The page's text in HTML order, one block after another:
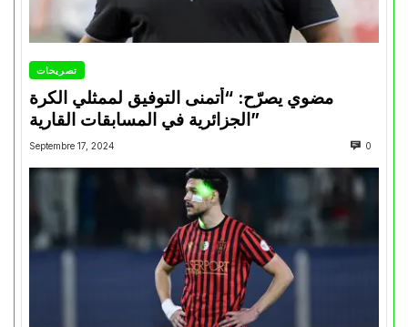
تصريحات
مضوي يصرّح: “أتمنى التوفيق لممثلي الكرة
الجزائرية في المسابقات القارية”
Septembre 17, 2024 0